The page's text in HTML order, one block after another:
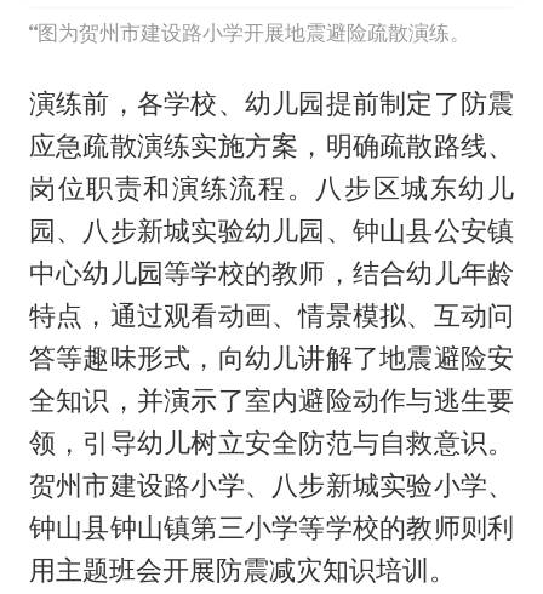
图为贺州市建设路小学开展地震避险疏散演练。
演练前，各学校、幼儿园提前制定了防震
应急疏散演练实施方案，明确疏散路线、
岗位职责和演练流程。八步区城东幼儿
园、八步新城实验幼儿园、钟山县公安镇
中心幼儿园等学校的教师，结合幼儿年龄
特点，通过观看动画、情景模拟、互动问
答等趣味形式，向幼儿讲解了地震避险安
全知识，并演示了室内避险动作与逃生要
领，引导幼儿树立安全防范与自救意识。
贺州市建设路小学、八步新城实验小学、
钟山县钟山镇第三小学等学校的教师则利
用主题班会开展防震减灾知识培训。